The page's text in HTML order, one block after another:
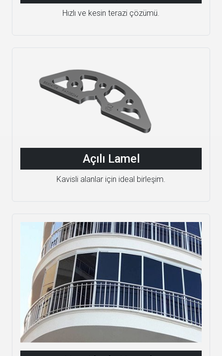
Hızlı ve kesin terazi çözümü.
Açılı Lamel
Kavisli alanlar için ideal birleşim.